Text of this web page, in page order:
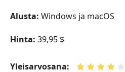
Alusta: Windows ja macOS
Hinta: 39,95 $
Yleisarvosana: